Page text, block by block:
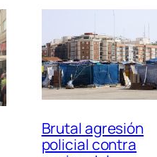
Brutal agresión
policial contra